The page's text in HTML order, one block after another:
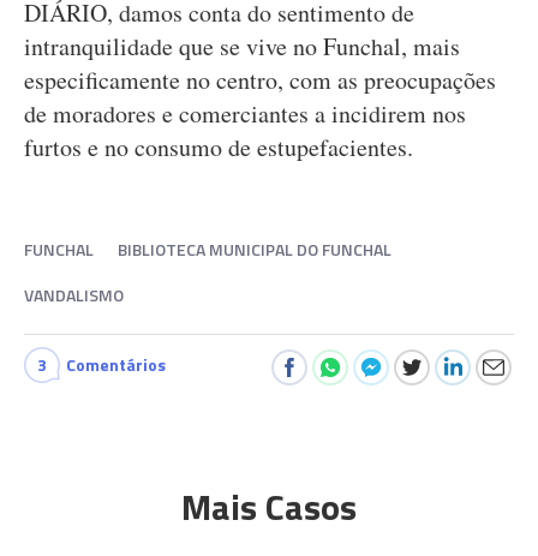
DIÁRIO, damos conta do sentimento de
intranquilidade que se vive no Funchal, mais
especificamente no centro, com as preocupações
de moradores e comerciantes a incidirem nos
furtos e no consumo de estupefacientes.
FUNCHAL
BIBLIOTECA MUNICIPAL DO FUNCHAL
VANDALISMO
3 Comentários
Mais Casos